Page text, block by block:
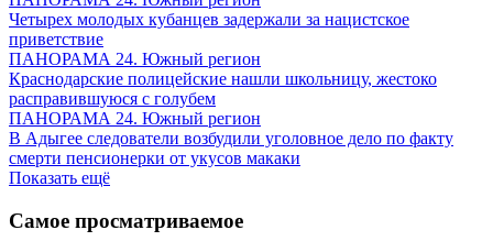
Четырех молодых кубанцев задержали за нацистское
приветствие
ПАНОРАМА 24. Южный регион
Краснодарские полицейские нашли школьницу, жестоко
расправившуюся с голубем
ПАНОРАМА 24. Южный регион
В Адыгее следователи возбудили уголовное дело по факту
смерти пенсионерки от укусов макаки
Показать ещё
Самое просматриваемое